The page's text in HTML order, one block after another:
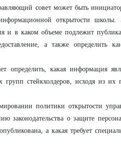
совет может быть
открытости школы.
и в каком объеме подлежит
а также определить
определить, какая информация
стейкхолдеров, исходя из их
политики открытости
законодательства о защите
а какая требует